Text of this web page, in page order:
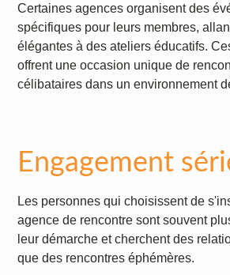
Certaines agences organisent des
spécifiques pour leurs membres,
élégantes à des ateliers éducatifs.
offrent une occasion unique de
célibataires dans un environnement
Engagement
Les personnes qui choisissent de
agence de rencontre sont souvent
leur démarche et cherchent des
que des rencontres éphémères.